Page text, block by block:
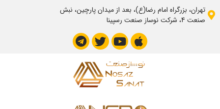
تهران، بزرگراه امام رضا(ع)، بعد از میدان پارچین، نبش
صنعت 4، شرکت نوساز صنعت رسپینا